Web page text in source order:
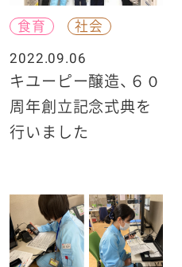
食育
社会
2022.09.06
キユーピー醸造、６０
周年創立記念式典を
行いました